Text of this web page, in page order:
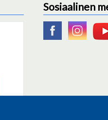
Sosiaalinen